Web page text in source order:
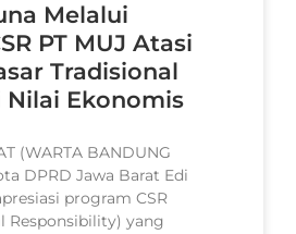
Melalui
PT MUJ Atasi
Tradisional
Ekonomis
(WARTA BANDUNG
DPRD Jawa Barat Edi
program CSR
Responsibility) yang